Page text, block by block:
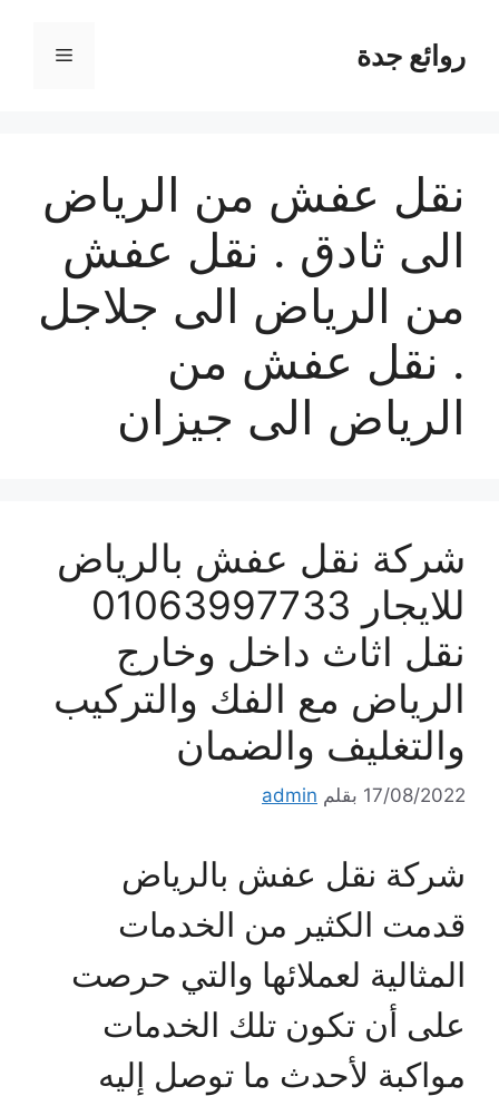
المحتوىروائع جدة القائمة
نقل عفش من الرياض
الى ثادق . نقل عفش
من الرياض الى جلاجل
. نقل عفش من
الرياض الى جيزان
شركة نقل عفش بالرياض
للايجار 01063997733
نقل اثاث داخل وخارج
الرياض مع الفك والتركيب
والتغليف والضمان
17/08/2022 بقلم admin
شركة نقل عفش بالرياض
قدمت الكثير من الخدمات
المثالية لعملائها والتي حرصت
على أن تكون تلك الخدمات
مواكبة لأحدث ما توصل إليه